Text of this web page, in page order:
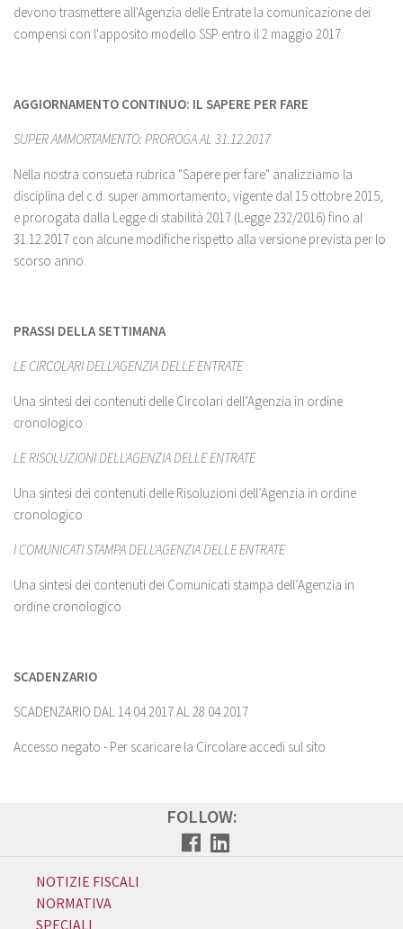
devono trasmettere all'Agenzia delle Entrate la comunicazione dei
compensi con l'apposito modello SSP entro il 2 maggio 2017.
AGGIORNAMENTO CONTINUO: IL SAPERE PER FARE
SUPER AMMORTAMENTO: PROROGA AL 31.12.2017
Nella nostra consueta rubrica "Sapere per fare" analizziamo la
disciplina del c.d. super ammortamento, vigente dal 15 ottobre 2015,
e prorogata dalla Legge di stabilità 2017 (Legge 232/2016) fino al
31.12.2017 con alcune modifiche rispetto alla versione prevista per lo
scorso anno.
PRASSI DELLA SETTIMANA
LE CIRCOLARI DELL'AGENZIA DELLE ENTRATE
Una sintesi dei contenuti delle Circolari dell’Agenzia in ordine
cronologico
LE RISOLUZIONI DELL'AGENZIA DELLE ENTRATE
Una sintesi dei contenuti delle Risoluzioni dell’Agenzia in ordine
cronologico
I COMUNICATI STAMPA DELL'AGENZIA DELLE ENTRATE
Una sintesi dei contenuti dei Comunicati stampa dell’Agenzia in
ordine cronologico
SCADENZARIO
SCADENZARIO DAL 14.04.2017 AL 28.04.2017
Accesso negato - Per scaricare la Circolare accedi sul sito
FOLLOW:
NOTIZIE FISCALI
NORMATIVA
SPECIALI